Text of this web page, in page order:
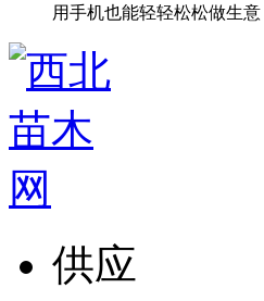
用手机也能轻轻松松做生意
供应